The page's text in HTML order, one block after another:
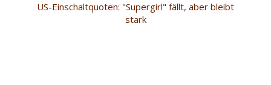
US-Einschaltquoten: "Supergirl" fällt, aber bleibt
stark